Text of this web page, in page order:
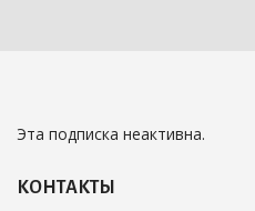
Эта подписка неактивна.
КОНТАКТЫ